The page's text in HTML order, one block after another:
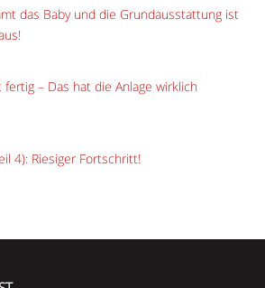
das Baby und die Grundausstattung ist
– Das hat die Anlage wirklich
4): Riesiger Fortschritt!